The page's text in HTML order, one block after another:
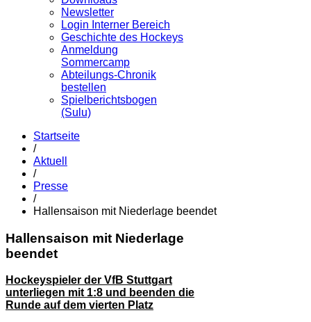
Newsletter
Login Interner Bereich
Geschichte des Hockeys
Anmeldung
Sommercamp
Abteilungs-Chronik
bestellen
Spielberichtsbogen
(Sulu)
Startseite
/
Aktuell
/
Presse
/
Hallensaison mit Niederlage beendet
Hallensaison mit Niederlage
beendet
Hockeyspieler der VfB Stuttgart
unterliegen mit 1:8 und beenden die
Runde auf dem vierten Platz